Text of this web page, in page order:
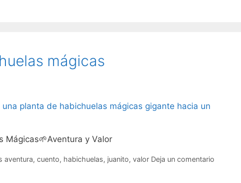
mágicas
Mágicas🌱Aventura y Valor
Etiquetas
aventura, cuento, habichuelas, juanito, valor Deja un comentario